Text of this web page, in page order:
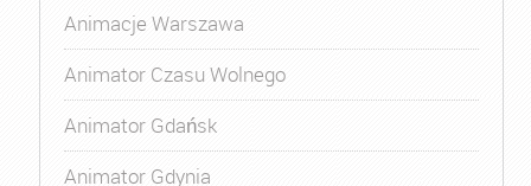
Animacje Warszawa
Animator Czasu Wolnego
Animator Gdańsk
Animator Gdynia